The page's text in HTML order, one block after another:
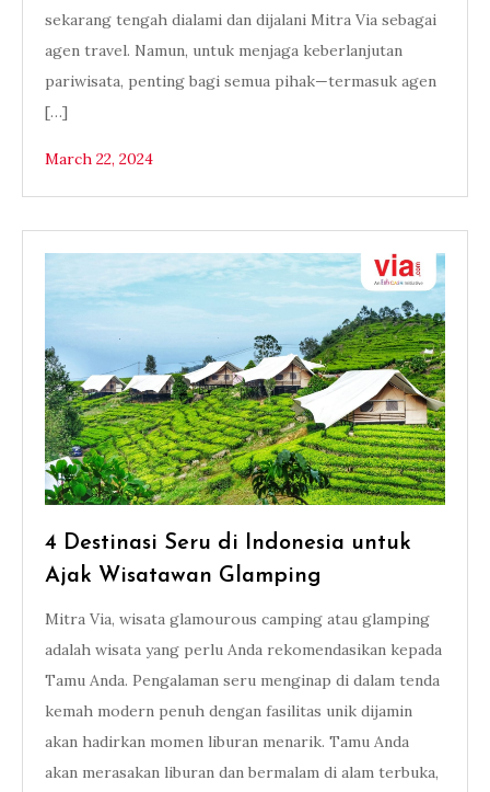
sekarang tengah dialami dan dijalani Mitra Via sebagai
agen travel. Namun, untuk menjaga keberlanjutan
pariwisata, penting bagi semua pihak—termasuk agen
[…]
March 22, 2024
4 Destinasi Seru di Indonesia untuk
Ajak Wisatawan Glamping
Mitra Via, wisata glamourous camping atau glamping
adalah wisata yang perlu Anda rekomendasikan kepada
Tamu Anda. Pengalaman seru menginap di dalam tenda
kemah modern penuh dengan fasilitas unik dijamin
akan hadirkan momen liburan menarik. Tamu Anda
akan merasakan liburan dan bermalam di alam terbuka,